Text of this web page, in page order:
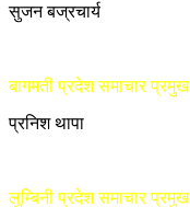
सुजन बज्रचार्य
बागमती प्रदेश समाचार प्रमुख
प्रनिश थापा
लुम्बिनी प्रदेश समाचार प्रमुख